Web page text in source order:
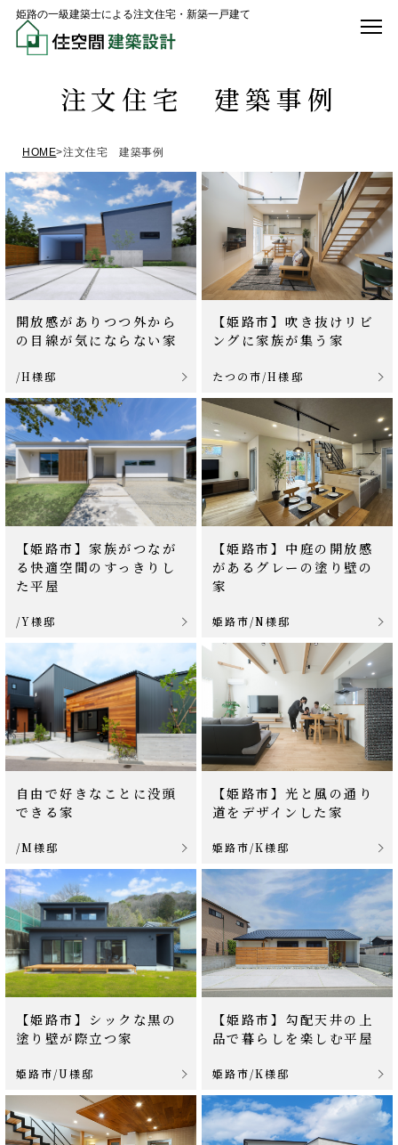
姫路の一級建築士による注文住宅・新築一戸建て
注文住宅 建築事例
HOME>注文住宅 建築事例
開放感がありつつ外から
の目線が気にならない家
/H様邸
【姫路市】吹き抜けリビ
ングに家族が集う家
たつの市/H様邸
【姫路市】家族がつなが
る快適空間のすっきりし
た平屋
/Y様邸
【姫路市】中庭の開放感
があるグレーの塗り壁の
家
姫路市/N様邸
自由で好きなことに没頭
できる家
/M様邸
【姫路市】光と風の通り
道をデザインした家
姫路市/K様邸
【姫路市】シックな黒の
塗り壁が際立つ家
姫路市/U様邸
【姫路市】勾配天井の上
品で暮らしを楽しむ平屋
姫路市/K様邸